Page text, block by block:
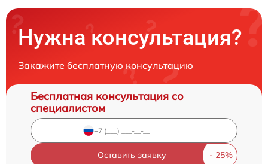
Нужна консультация?
Закажите бесплатную консультацию
Бесплатная консультация со
специалистом
Оставить заявку